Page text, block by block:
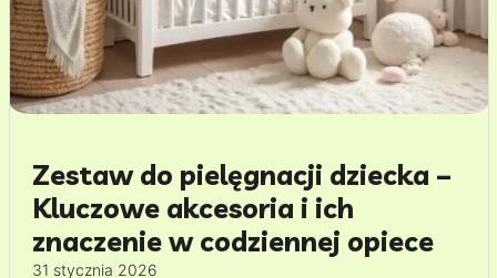
Zestaw do pielęgnacji dziecka –
Kluczowe akcesoria i ich
znaczenie w codziennej opiece
31 stycznia 2026